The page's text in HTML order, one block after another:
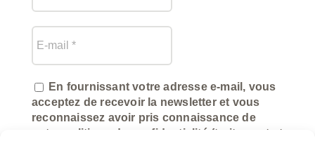
En fournissant votre adresse e-mail, vous
acceptez de recevoir la newsletter et vous
reconnaissez avoir pris connaissance de
notre politique de confidentialité (traitement et